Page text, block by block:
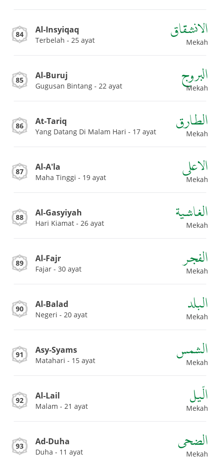
84 Al-Insyiqaq
Terbelah - 25 ayat
الانشقاق
Mekah
85 Al-Buruj
Gugusan Bintang - 22 ayat
البروج
Mekah
86 At-Tariq
Yang Datang Di Malam Hari - 17 ayat
الطارق
Mekah
87 Al-A'la
Maha Tinggi - 19 ayat
الاعلى
Mekah
88 Al-Gasyiyah
Hari Kiamat - 26 ayat
الغاشية
Mekah
89 Al-Fajr
Fajar - 30 ayat
الفجر
Mekah
90 Al-Balad
Negeri - 20 ayat
البلد
Mekah
91 Asy-Syams
Matahari - 15 ayat
الشمس
Mekah
92 Al-Lail
Malam - 21 ayat
الّيل
Mekah
93 Ad-Duha
Duha - 11 ayat
الضحى
Mekah